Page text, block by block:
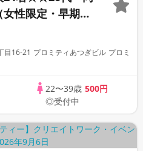
性限定・早期申
16-21 プロミティあつぎビル プロミ
22〜39歳 500円
◎受付中